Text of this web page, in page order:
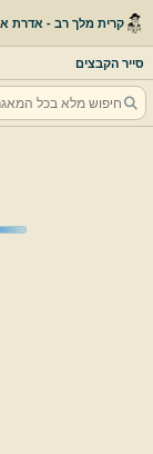
קרית מלך רב - אדרת
סייר הקבצים